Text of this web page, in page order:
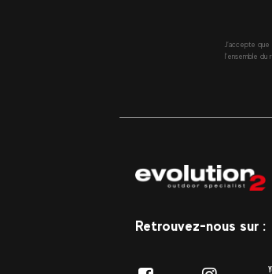
J’accepte
l’ensemble
Retrouvez-nous sur :